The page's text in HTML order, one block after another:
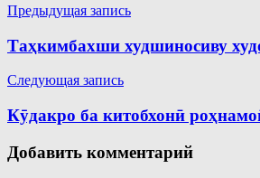
Навигация
по
записям
Предыдущая запись
Таҳкимбахши худшиносиву
Следующая запись
Кӯдакро ба китобхонӣ
Добавить комментарий